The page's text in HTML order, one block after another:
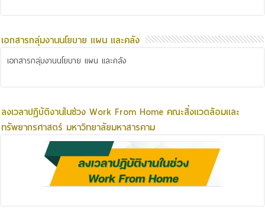
เอกสารกลุ่มงานนโยบาย แผน และคลัง
เอกสารกลุ่มงานนโยบาย แผน และคลัง
ลงเวลาปฏิบัติงานในช่วง Work From Home คณะสิ่งแวดล้อมและ
ทรัพยากรศาสตร์ มหาวิทยาลัยมหาสารคาม